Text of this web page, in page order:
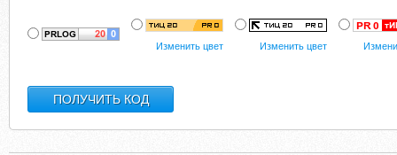
Изменить цвет Изменить цвет